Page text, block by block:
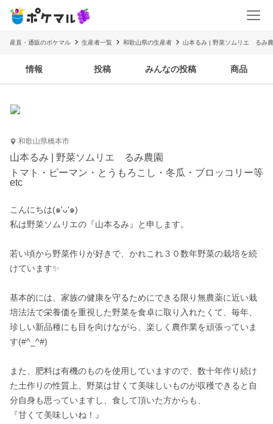
産直・通販のポケマル 生産者一覧 和歌山県の生産者 山本るみ | 野菜ソムリエ るみ
情報 投稿 みんなの投稿 商品
和歌山県橋本市
山本るみ | 野菜ソムリエ るみ農園
トマト・ピーマン・とうもろこし・冬瓜・ブロッコリー等
etc
こんにちは(๑'ᴗ'๑)
私は野菜ソムリエの『山本るみ』と申します。
若い頃から野菜作りが好きで、かれこれ３０数年野菜の栽培を続
けています✨
基本的には、家族の健康を守るためにできる限り無農薬に近い栽
培法法で栄養価を重視した野菜を食卓に取り入れたくて、毎年、
珍しい新品種にも目を向けながら、楽しく農作業を頑張っていま
す(#^_^#)
また、肥料は有機のものを使用していますので、数十年作り続け
た土作りの性質上、野菜は甘くて美味しいものが収穫できると自
分自身も思っていますし、食して頂いた方からも、
『甘くて美味しいね！』